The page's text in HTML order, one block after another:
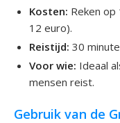
Kosten: Reken
12 euro).
Reistijd: 30
Voor wie: Ideaal
mensen reist.
Gebruik van de